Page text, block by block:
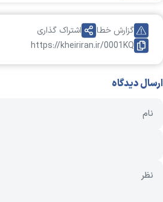
https://kheiriran.ir/0001KQ
گزارش خطا اشتراک گذاری
ارسال دیدگاه